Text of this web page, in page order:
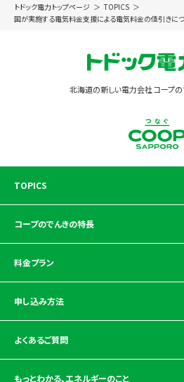
トドック電力トップページ
TOPICS
国が実施する電気料金支援による電気料金の値引きに
北海道の新しい電力会社 コープの
TOPICS
コープのでんきの特長
料金プラン
申し込み方法
よくあるご質問
もっとわかる、エネルギーのこと